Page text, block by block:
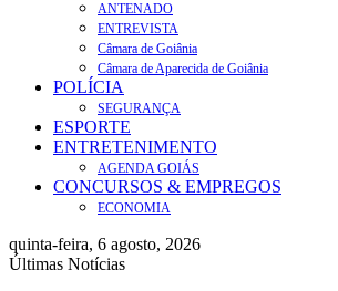
ANTENADO
ENTREVISTA
Câmara de Goiânia
Câmara de Aparecida de Goiânia
POLÍCIA
SEGURANÇA
ESPORTE
ENTRETENIMENTO
AGENDA GOIÁS
CONCURSOS & EMPREGOS
ECONOMIA
quinta-feira, 6 agosto, 2026
Últimas Notícias